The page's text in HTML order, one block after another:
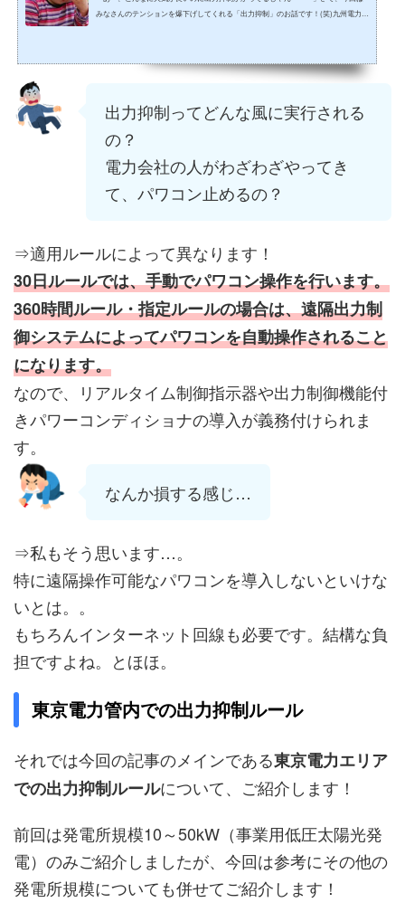
みなさんのテンションを爆下げしてくれる「出力抑制」のお話です！(笑)九州電力管
すよね！そんな時に「いや、そんなに頑張らなくてもいいよ。今マンパワー足りて
出力抑制ってどんな風に実行される
の？
電力会社の人がわざわざやってき
て、パワコン止めるの？
⇒適用ルールによって異なります！
30日ルールでは、手動でパワコン操作を行います。
360時間ルール・指定ルールの場合は、遠隔出力制
御システムによってパワコンを自動操作されること
になります。
なので、リアルタイム制御指示器や出力制御機能付
きパワーコンディショナの導入が義務付けられま
す。
なんか損する感じ…
⇒私もそう思います…。
特に遠隔操作可能なパワコンを導入しないといけな
いとは。。
もちろんインターネット回線も必要です。結構な負
担ですよね。とほほ。
東京電力管内での出力抑制ルール
それでは今回の記事のメインである東京電力エリア
での出力抑制ルールについて、ご紹介します！
前回は発電所規模10～50kW（事業用低圧太陽光発
電）のみご紹介しましたが、今回は参考にその他の
発電所規模についても併せてご紹介します！